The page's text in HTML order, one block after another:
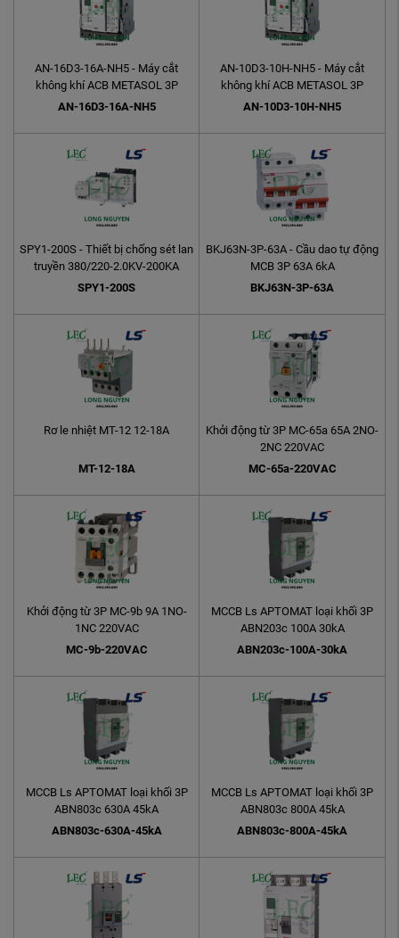
AN-16D3-16A-NH5 - Máy cắt
không khí ACB METASOL 3P
1600A 65kA drawout
AN-16D3-16A-NH5
AN-10D3-10H-NH5 - Máy cắt
không khí ACB METASOL 3P
1000A 65kA cố định
AN-10D3-10H-NH5
SPY1-200S - Thiết bị chống sét lan
truyền 380/220-2.0KV-200KA
4W+G
SPY1-200S
BKJ63N-3P-63A - Cầu dao tự động
MCB 3P 63A 6kA
BKJ63N-3P-63A
Rơ le nhiệt MT-12 12-18A
MT-12-18A
Khởi động từ 3P MC-65a 65A 2NO-
2NC 220VAC
MC-65a-220VAC
Khởi động từ 3P MC-9b 9A 1NO-
1NC 220VAC
MC-9b-220VAC
MCCB Ls APTOMAT loại khối 3P
ABN203c 100A 30kA
ABN203c-100A-30kA
MCCB Ls APTOMAT loại khối 3P
ABN803c 630A 45kA
ABN803c-630A-45kA
MCCB Ls APTOMAT loại khối 3P
ABN803c 800A 45kA
ABN803c-800A-45kA